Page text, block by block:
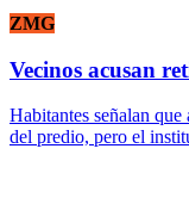
ZMG
Vecinos acusan
Habitantes señalan
del predio, pero el